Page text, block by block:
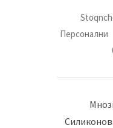
Персонални